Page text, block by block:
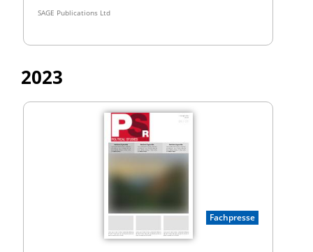
SAGE Publications Ltd
2023
Fachpresse